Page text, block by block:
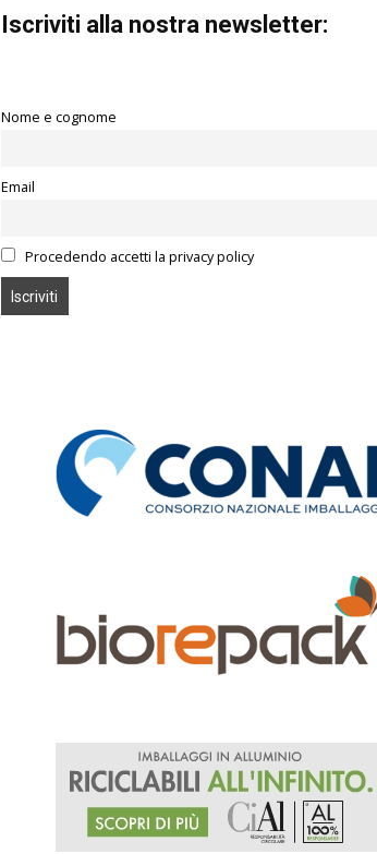
Iscriviti alla nostra newsletter:
Nome e cognome
Email
Procedendo accetti la privacy policy